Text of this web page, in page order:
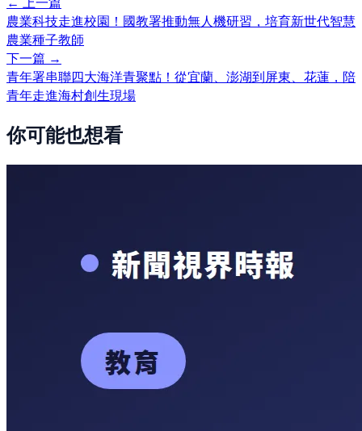
農業科技走進校園！國教署推動無人機研習，培育新世代智慧
農業種子教師
下一篇 →
青年署串聯四大海洋青聚點！從宜蘭、澎湖到屏東、花蓮，陪
青年走進海村創生現場
你可能也想看